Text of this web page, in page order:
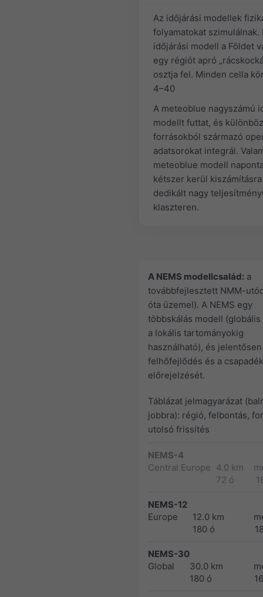
Az időjárási modellek
folyamatokat szimulálnak.
időjárási modell a Földet
egy régiót apró
osztja fel. Minden cella
4–40
A meteoblue nagyszámú
modellt futtat, és
forrásokból származó
adatsorokat integrál.
meteoblue modell
kétszer kerül
dedikált nagy
klaszteren.
A NEMS modellcsalád: a
továbbfejlesztett NMM-
óta üzemel). A NEMS egy
többskálás modell
a lokális tartományokig
használható), és
felhőfejlődés és a csapadék
előrejelzését.
Táblázat jelmagyarázat
jobbra): régió, felbontás,
utolsó frissítés
NEMS-4
Central Europe 4.0 km
72 ó
NEMS-12
Europe
12.0 km
180 ó
NEMS-30
Global
30.0 km
180 ó